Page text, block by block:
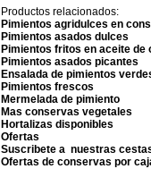
Productos relacionados:
Pimientos agridulces en
Pimientos asados dulces
Pimientos fritos en aceite de
Pimientos asados picantes
Ensalada de pimientos
Pimientos frescos
Mermelada de pimiento
Mas conservas vegetales
Hortalizas disponibles
Ofertas
Suscribete a nuestras
Ofertas de conservas por